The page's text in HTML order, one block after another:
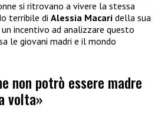
si ritrovano a vivere la stessa
terribile di Alessia Macari della sua
un incentivo ad analizzare questo
le giovani madri e il mondo
non potrò essere madre
volta»